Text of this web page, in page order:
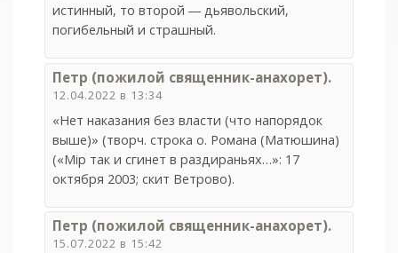
истинный, то второй ― дьявольский,
погибельный и страшный.
Петр (пожилой священник-анахорет).
12.04.2022 в 13:34
«Нет наказания без власти (что напорядок
выше)» (творч. строка о. Романа (Матюшина)
(«Мiр так и сгинет в раздираньях…»: 17
октября 2003; скит Ветрово).
Петр (пожилой священник-анахорет).
15.07.2022 в 15:42